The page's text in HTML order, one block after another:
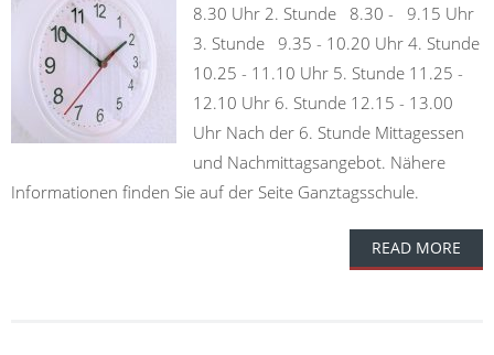
8.30 Uhr 2. Stunde 8.30 - 9.15 Uhr
3. Stunde 9.35 - 10.20 Uhr 4. Stunde
10.25 - 11.10 Uhr 5. Stunde 11.25 -
12.10 Uhr 6. Stunde 12.15 - 13.00
Uhr Nach der 6. Stunde Mittagessen
und Nachmittagsangebot. Nähere
Informationen finden Sie auf der Seite Ganztagsschule.
READ MORE